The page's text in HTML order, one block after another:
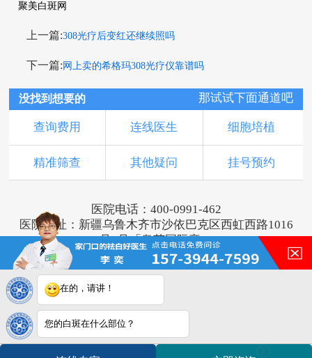
聚美白斑网
上一篇:308光疗后变红还继续照吗
下一篇: 网上卖的希格玛308光疗仪靠谱吗
没找到想要的 那试试下面通道吧
查询费用 连线医生 细胞培植
精准筛查 其他疑问 挂号预约
医院电话：400-0991-462
医院地址：新疆乌鲁木齐市沙依巴克区西虹西路1016
号1号「奥莱国际旁」
版权所有：乌鲁木齐新军都皮肤病医院
新ICP备16001749号-2
注：本网站信息仅供参考，不能作为诊断及医疗依
据，服用药物或进行治疗时请遵医嘱。如有转载或引
用文章涉及版权问题，请与我们联系。
在的，请讲！
您的白斑在什么部位？